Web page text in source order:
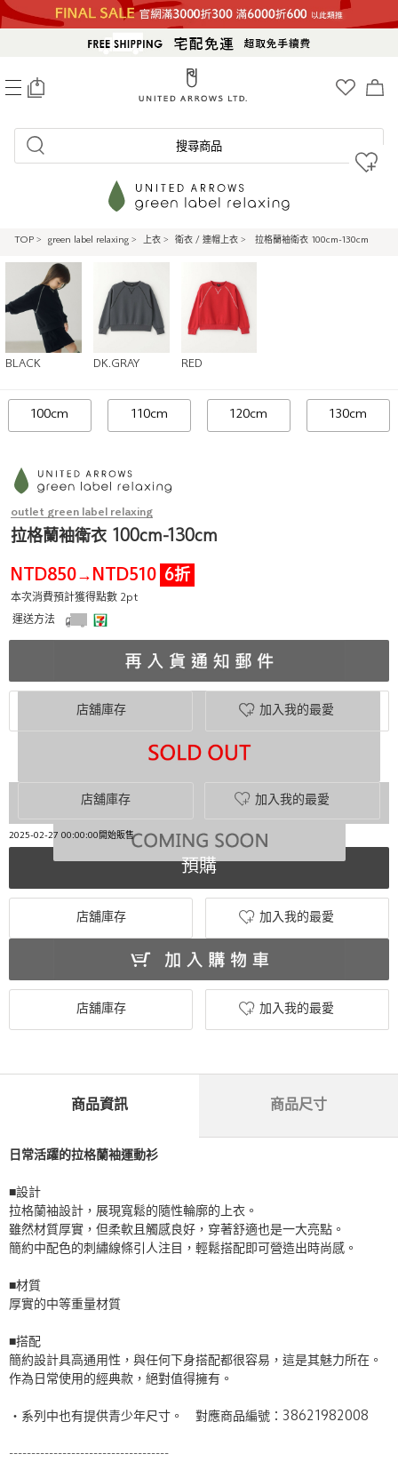
搜尋商品
TOP > green label relaxing > 上衣 > 衛衣 / 連帽上衣 > 拉格蘭袖衛衣 100cm-130cm
BLACK DK.GRAY RED
100cm 110cm 120cm 130cm
outlet green label relaxing
拉格蘭袖衛衣 100cm-130cm
NTD850→ NTD510 6折
本次消費預計獲得點數 2pt
運送方法
加入我的最愛
店舖庫存
店舖庫存 加入我的最愛
2025-02-27 00:00:00開始販售
預購
店舖庫存 加入我的最愛
店舖庫存 加入我的最愛
商品資訊 商品尺寸
日常活躍的拉格蘭袖運動衫
■設計
拉格蘭袖設計，展現寬鬆的隨性輪廓的上衣。
雖然材質厚實，但柔軟且觸感良好，穿著舒適也是一大亮點。
簡約中配色的刺繡線條引人注目，輕鬆搭配即可營造出時尚感。
■材質
厚實的中等重量材質
■搭配
簡約設計具高通用性，與任何下身搭配都很容易，這是其魅力所在。
作為日常使用的經典款，絕對值得擁有。
・系列中也有提供青少年尺寸。 對應商品編號： 38621982008
------------------------------------